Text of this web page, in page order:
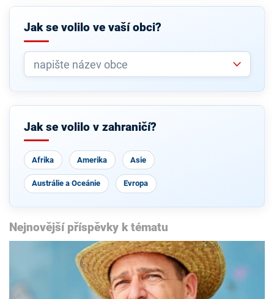
Jak se volilo ve vaší obci?
Jak se volilo v zahraničí?
Afrika Amerika Asie
Austrálie a Oceánie Evropa
Nejnovější příspěvky k tématu